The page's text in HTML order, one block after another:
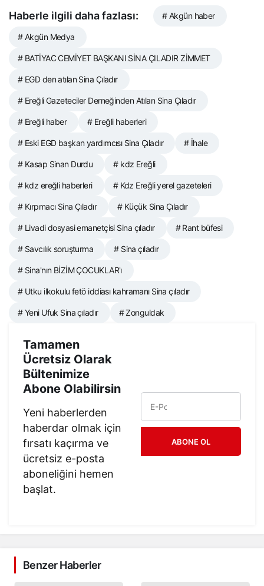
Haberle ilgili daha fazlası: # Akgün haber
# Akgün Medya
# BATİYAC CEMİYET BAŞKANI SİNA ÇILADIR ZİMMET
# EGD den atılan Sina Çıladır
# Ereğli Gazeteciler Derneğinden Atılan Sina Çıladır
# Ereğli haber # Ereğli haberleri
# Eski EGD başkan yardımcısı Sina Çıladır # İhale
# Kasap Sinan Durdu # kdz Ereğli
# kdz ereğli haberleri # Kdz Ereğli yerel gazeteleri
# Kırpmacı Sina Çıladır # Küçük Sina Çıladır
# Livadi dosyasi emanetçisi Sina çıladır # Rant büfesi
# Savcılık soruşturma # Sina çıladır
# Sina'nın BİZİM ÇOCUKLAR'ı
# Utku ilkokulu fetö iddiası kahramanı Sina çıladır
# Yeni Ufuk Sina çıladır # Zonguldak
Tamamen
Ücretsiz Olarak
Bültenimize
Abone Olabilirsin
Yeni haberlerden
haberdar olmak için
fırsatı kaçırma ve
ücretsiz e-posta
aboneliğini hemen
başlat.
ABONE OL
Benzer Haberler